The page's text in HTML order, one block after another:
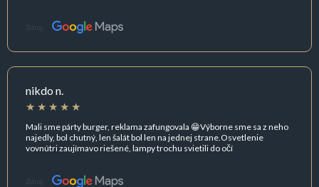
Zdroj:
nikdo n.
Mali sme párty burger, reklama zafungovala 😁Výborne sme sa z neho
najedly, bol chutný, len šalát bol len na jednej strane.Osvetlenie
vovnútri zaujímavo riešené, lampy trochu svietili do očí
Zdroj: